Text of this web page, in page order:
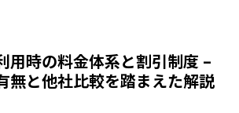
用時の料金体系と割引制度 –
無と他社比較を踏まえた解説